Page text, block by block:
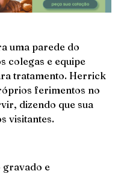
uma parede do
colegas e equipe
tratamento. Herrick
ferimentos no
dizendo que sua
visitantes.
gravado e